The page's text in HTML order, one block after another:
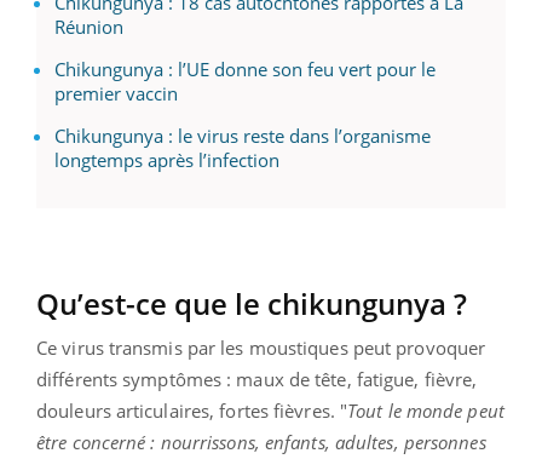
Réunion
Chikungunya : l’UE donne son feu vert pour le
premier vaccin
Chikungunya : le virus reste dans l’organisme
longtemps après l’infection
Qu’est-ce que le chikungunya ?
Ce virus transmis par les moustiques peut provoquer
différents symptômes : maux de tête, fatigue, fièvre,
douleurs articulaires, fortes fièvres. "Tout le monde peut
être concerné : nourrissons, enfants, adultes, personnes